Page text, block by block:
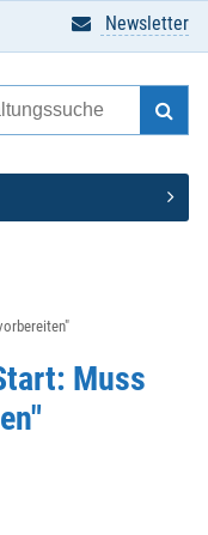
Newsletter
Muss